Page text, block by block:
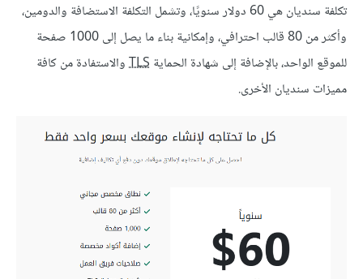
تكلفة سنديان هي 60 دولار سنويًا، وتشمل التكلفة الاستضافة والدومين،
وأكثر من 80 قالب احترافي، وإمكانية بناء ما يصل إلى 1000 صفحة
للموقع الواحد، بالإضافة إلى شهادة الحماية TLSوالاستفادة من كافة
مميزات سنديان الأخرى.